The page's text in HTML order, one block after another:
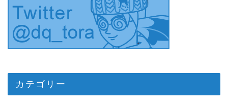
カテゴリー